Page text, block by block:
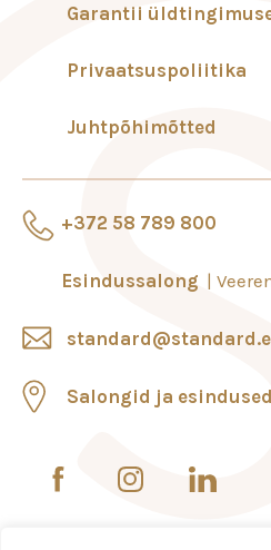
+372 58 789 800
Esindussalong
Salongid ja esindused
Garantii
Privaatsuspoliitika
Juhtpõhimõtted